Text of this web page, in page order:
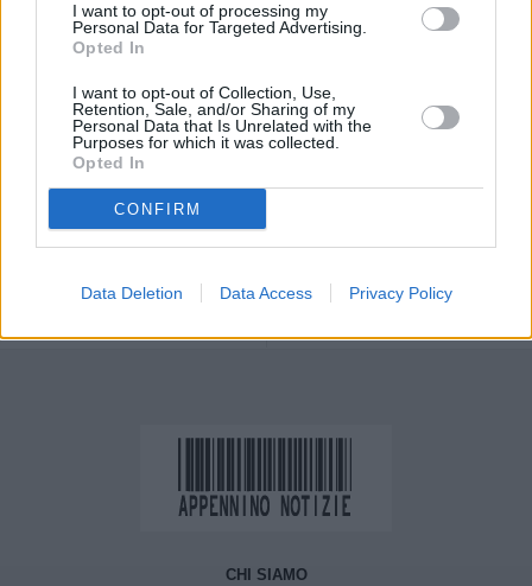
I want to opt-out of processing my
Personal Data for Targeted Advertising.
Opted In
I want to opt-out of Collection, Use,
Retention, Sale, and/or Sharing of my
Personal Data that Is Unrelated with the
Purposes for which it was collected.
Opted In
CONFIRM
Data Deletion Data Access Privacy Policy
Previous article
Trasporti, Emilia-
Romagna pronta al
ritorno a scuola il 7
gennaio: mezzi e
chilometri in più,
diversificati di ingresso e
di uscita dove serve
Next article
Gruppo Hera: grazie a
dell’appennino modenese
CHI SIAMO